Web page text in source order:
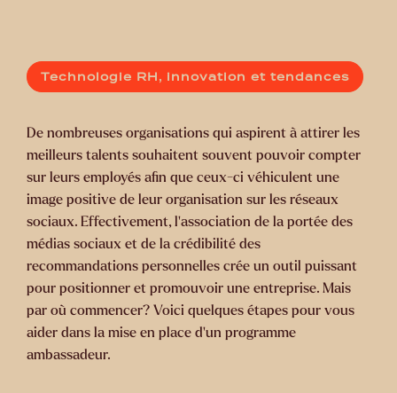
Technologie RH, innovation et tendances
De nombreuses organisations qui aspirent à attirer les
meilleurs talents souhaitent souvent pouvoir compter
sur leurs employés afin que ceux-ci véhiculent une
image positive de leur organisation sur les réseaux
sociaux. Effectivement, l’association de la portée des
médias sociaux et de la crédibilité des
recommandations personnelles crée un outil puissant
pour positionner et promouvoir une entreprise. Mais
par où commencer? Voici quelques étapes pour vous
aider dans la mise en place d’un programme
ambassadeur.